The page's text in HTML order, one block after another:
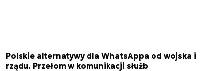
Polskie alternatywy dla WhatsAppa od wojska i
rządu. Przełom w komunikacji służb